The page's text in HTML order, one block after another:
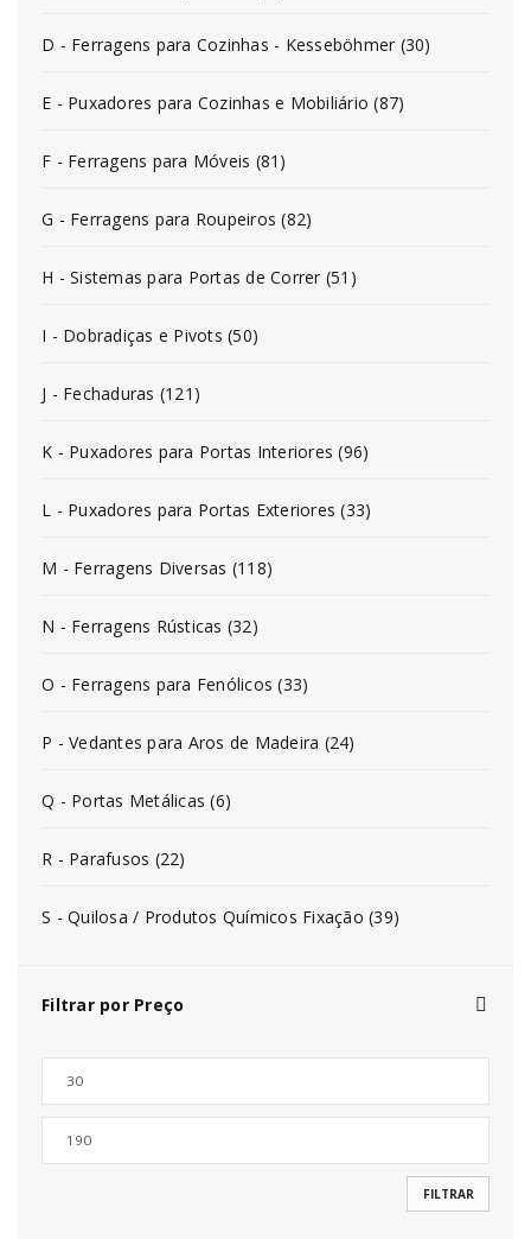
D - Ferragens para Cozinhas - Kesseböhmer (30)
E - Puxadores para Cozinhas e Mobiliário (87)
F - Ferragens para Móveis (81)
G - Ferragens para Roupeiros (82)
H - Sistemas para Portas de Correr (51)
I - Dobradiças e Pivots (50)
J - Fechaduras (121)
K - Puxadores para Portas Interiores (96)
L - Puxadores para Portas Exteriores (33)
M - Ferragens Diversas (118)
N - Ferragens Rústicas (32)
O - Ferragens para Fenólicos (33)
P - Vedantes para Aros de Madeira (24)
Q - Portas Metálicas (6)
R - Parafusos (22)
S - Quilosa / Produtos Químicos Fixação (39)
Filtrar por Preço
FILTRAR